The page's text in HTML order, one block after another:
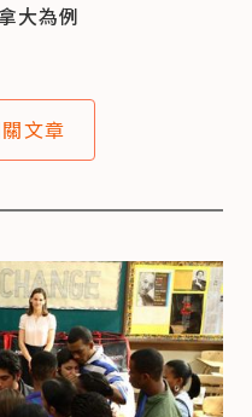
大為例
文章